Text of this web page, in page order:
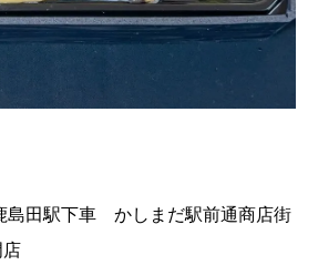
田駅下車 かしまだ駅前通商店街
店